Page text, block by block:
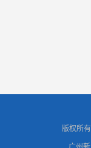
版权所